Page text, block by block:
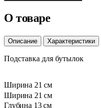
О товаре
Описание Характеристики
Подставка для бутылок
Ширина 21 см
Ширина 21 см
Глубина 13 см